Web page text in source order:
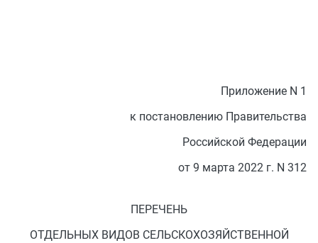
Приложение N 1
к постановлению Правительства
Российской Федерации
от 9 марта 2022 г. N 312
ПЕРЕЧЕНЬ
ОТДЕЛЬНЫХ ВИДОВ СЕЛЬСКОХОЗЯЙСТВЕННОЙ